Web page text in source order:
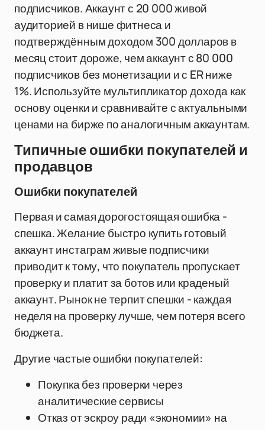
подписчиков. Аккаунт с 20 000 живой
аудиторией в нише фитнеса и
подтверждённым доходом 300 долларов в
месяц стоит дороже, чем аккаунт с 80 000
подписчиков без монетизации и с ER ниже
1%. Используйте мультипликатор дохода как
основу оценки и сравнивайте с актуальными
ценами на бирже по аналогичным аккаунтам.
Типичные ошибки покупателей и
продавцов
Ошибки покупателей
Первая и самая дорогостоящая ошибка -
спешка. Желание быстро купить готовый
аккаунт инстаграм живые подписчики
приводит к тому, что покупатель пропускает
проверку и платит за ботов или краденый
аккаунт. Рынок не терпит спешки - каждая
неделя на проверку лучше, чем потеря всего
бюджета.
Другие частые ошибки покупателей:
Покупка без проверки через
аналитические сервисы
Отказ от эскроу ради «экономии» на